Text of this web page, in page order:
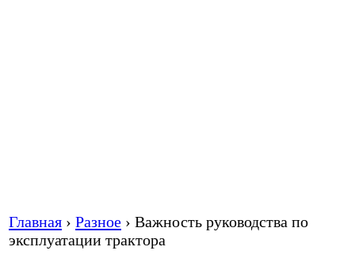
Главная › Разное › Важность руководства по
эксплуатации трактора